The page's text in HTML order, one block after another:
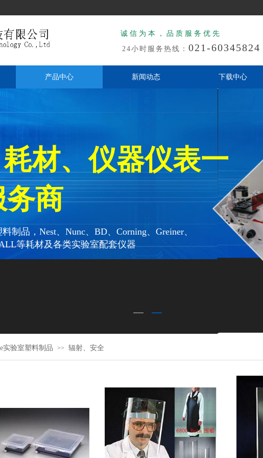
诚信为本，品质服务优先
24小时服务热线： 021-60345824
产品中心 新闻动态 下载中心
材、仪器仪表一
商
制品，Nest、Nunc、BD、Corning、Greiner、
等耗材及各类实验室配套仪器
实验室塑料制品 >> 辐射、安全